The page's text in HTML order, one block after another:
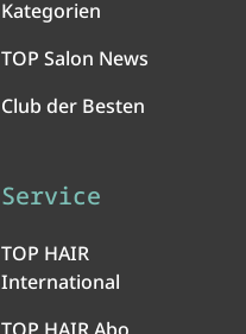
Kategorien
TOP Salon News
Club der Besten
Service
TOP HAIR
International